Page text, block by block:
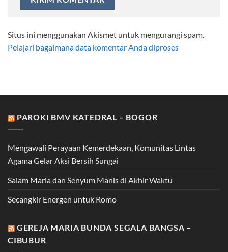
Situs ini menggunakan Akismet untuk mengurangi spam.
Pelajari bagaimana data komentar Anda diproses
PAROKI BMV KATEDRAL – BOGOR
Mengawali Perayaan Kemerdekaan, Komunitas Lintas
Agama Gelar Aksi Bersih Sungai
Salam Maria dan Senyum Manis di Akhir Waktu
Secangkir Energen untuk Romo
GEREJA MARIA BUNDA SEGALA BANGSA –
CIBUBUR